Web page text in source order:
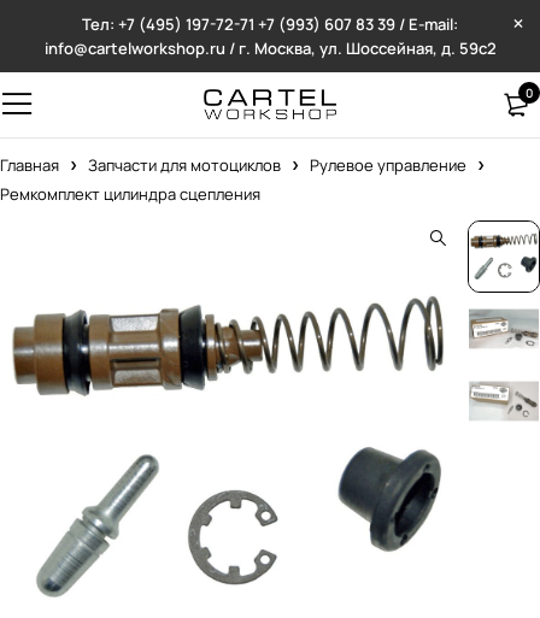
Тел: +7 (495) 197-72-71 +7 (993) 607 83 39 / E-mail:
info@cartelworkshop.ru / г. Москва, ул. Шоссейная, д. 59с2
0
Главная Запчасти для мотоциклов
Рулевое управление
Ремкомплект цилиндра сцепления